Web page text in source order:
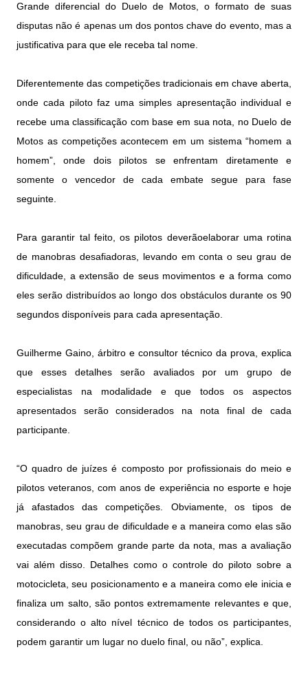
Grande diferencial do Duelo de Motos, o formato de suas
disputas não é apenas um dos pontos chave do evento, mas a
justificativa para que ele receba tal nome.
Diferentemente das competições tradicionais em chave aberta,
onde cada piloto faz uma simples apresentação individual e
recebe uma classificação com base em sua nota, no Duelo de
Motos as competições acontecem em um sistema “homem a
homem”, onde dois pilotos se enfrentam diretamente e
somente o vencedor de cada embate segue para fase
seguinte.
Para garantir tal feito, os pilotos deverãoelaborar uma rotina
de manobras desafiadoras, levando em conta o seu grau de
dificuldade, a extensão de seus movimentos e a forma como
eles serão distribuídos ao longo dos obstáculos durante os 90
segundos disponíveis para cada apresentação.
Guilherme Gaino, árbitro e consultor técnico da prova, explica
que esses detalhes serão avaliados por um grupo de
especialistas na modalidade e que todos os aspectos
apresentados serão considerados na nota final de cada
participante.
“O quadro de juízes é composto por profissionais do meio e
pilotos veteranos, com anos de experiência no esporte e hoje
já afastados das competições. Obviamente, os tipos de
manobras, seu grau de dificuldade e a maneira como elas são
executadas compõem grande parte da nota, mas a avaliação
vai além disso. Detalhes como o controle do piloto sobre a
motocicleta, seu posicionamento e a maneira como ele inicia e
finaliza um salto, são pontos extremamente relevantes e que,
considerando o alto nível técnico de todos os participantes,
podem garantir um lugar no duelo final, ou não”, explica.